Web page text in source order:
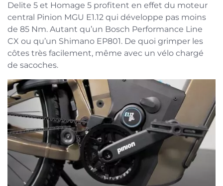
Delite 5 et Homage 5 profitent en effet du moteur
central Pinion MGU E1.12 qui développe pas moins
de 85 Nm. Autant qu’un Bosch Performance Line
CX ou qu’un Shimano EP801. De quoi grimper les
côtes très facilement, même avec un vélo chargé
de sacoches.